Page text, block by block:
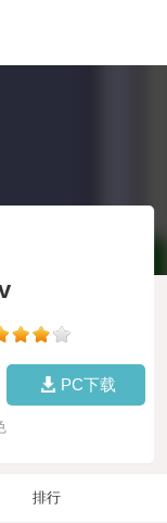
PC下载
排行